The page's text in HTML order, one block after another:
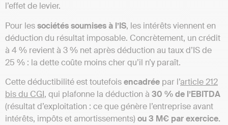
l’effet de levier.
Pour lessociétés soumises à l’IS, les intérêts viennent en
déduction du résultat imposable. Concrètement, un crédit
à 4 % revient à 3 % net après déduction au taux d’IS de
25 % : la dette coûte moins cher qu’il n’y paraît.
Cette déductibilité est toutefoisencadrée par l’article 212
bis du CGI, qui plafonne la déduction à 30 % de l’EBITDA
(résultat d’exploitation : ce que génère l’entreprise avant
intérêts, impôts et amortissements)ou 3 M€ par exercice.